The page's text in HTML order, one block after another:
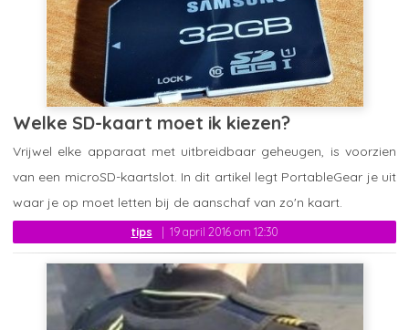
Welke SD-kaart moet ik kiezen?
tips 19 april 2016 om 12:30
Vrijwel elke apparaat met uitbreidbaar geheugen, is voorzien
van een microSD-kaartslot. In dit artikel legt PortableGear je uit
waar je op moet letten bij de aanschaf van zo'n kaart.